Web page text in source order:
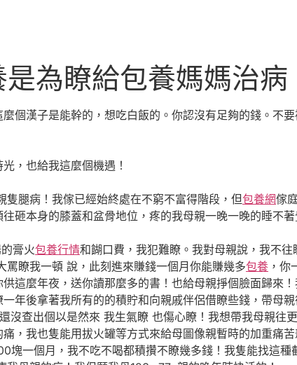
為瞭給包養媽媽治病
個漢子是能幹的，想吃白飯的。你認沒有足夠的錢。不
，也給我這麼個機遇！
腿病！我傢已經始終處在不窮不富得階段，但包養網傢
砸本身的膝蓋和盆骨地位，疼的我母親一晚一晚的睡不
膏火包養行情和餬口費，我犯難瞭。我對母親說，我不
瞭我一頓 說，此刻進來賺錢一個月你能賺幾多包養 ，
這麼年夜，送你讀那麼多的書！也給母親掙個臉面歸來
年後拿著我所有的的積貯和向親戚伴侶借瞭些錢，帶母
沒查出個以是然來 我生氣瞭 也傷心瞭！我想帶我母親往
，我也隻能用拔火罐等方式來給母圖像親暫時的加重痛
一個月，我不吃不喝都積攢不瞭幾多錢！我隻能找這種